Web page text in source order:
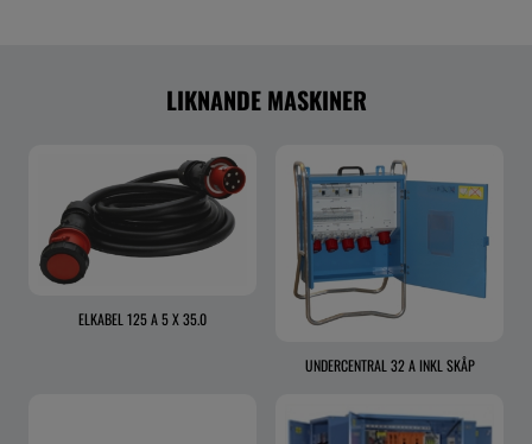
LIKNANDE MASKINER
ELKABEL 125 A 5 X 35.0
UNDERCENTRAL 32 A INKL SKÅP